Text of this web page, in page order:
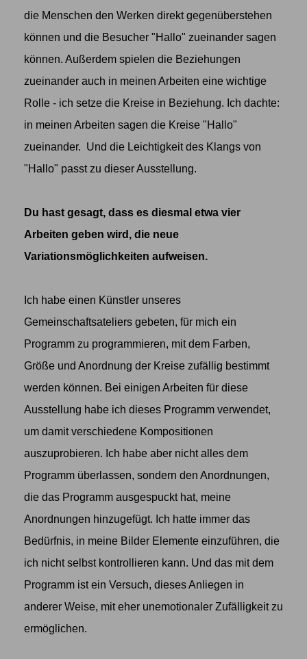
die Menschen den Werken direkt gegenüberstehen
können und die Besucher "Hallo" zueinander sagen
können. Außerdem spielen die Beziehungen
zueinander auch in meinen Arbeiten eine wichtige
Rolle - ich setze die Kreise in Beziehung. Ich dachte:
in meinen Arbeiten sagen die Kreise "Hallo"
zueinander. Und die Leichtigkeit des Klangs von
"Hallo" passt zu dieser Ausstellung.
Du hast gesagt, dass es diesmal etwa vier
Arbeiten geben wird, die neue
Variationsmöglichkeiten aufweisen.
Ich habe einen Künstler unseres
Gemeinschaftsateliers gebeten, für mich ein
Programm zu programmieren, mit dem Farben,
Größe und Anordnung der Kreise zufällig bestimmt
werden können. Bei einigen Arbeiten für diese
Ausstellung habe ich dieses Programm verwendet,
um damit verschiedene Kompositionen
auszuprobieren. Ich habe aber nicht alles dem
Programm überlassen, sondern den Anordnungen,
die das Programm ausgespuckt hat, meine
Anordnungen hinzugefügt. Ich hatte immer das
Bedürfnis, in meine Bilder Elemente einzuführen, die
ich nicht selbst kontrollieren kann. Und das mit dem
Programm ist ein Versuch, dieses Anliegen in
anderer Weise, mit eher unemotionaler Zufälligkeit zu
ermöglichen.